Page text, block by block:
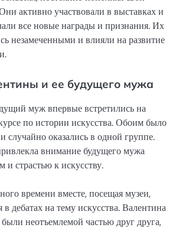
активно участвовали в выставках и
все новые награды и признания. Их
незамеченными и влияли на развитие
и ее будущего мужа
муж впервые встретились на
по истории искусства. Обоим было
случайно оказались в одной группе.
внимание будущего мужа
и страстью к искусству.
времени вместе, посещая музеи,
в дебатах на тему искусства. Валентина
неотъемлемой частью друг друга,